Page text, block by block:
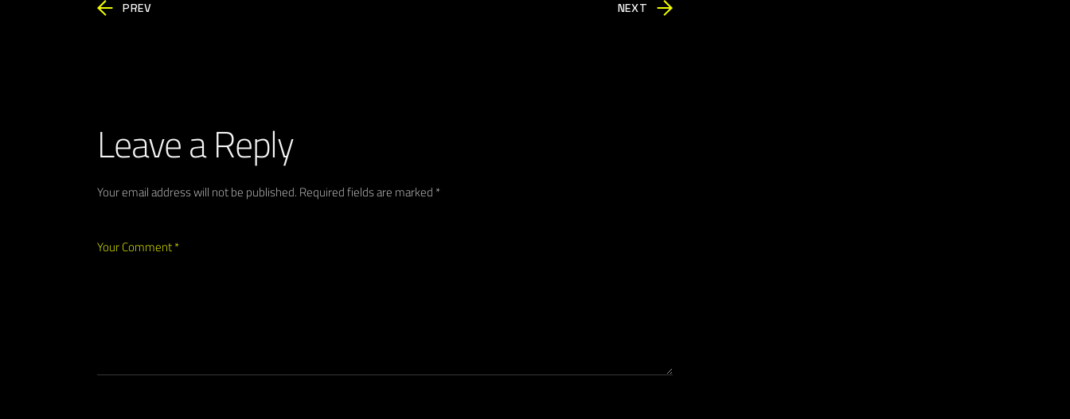
PREV NEXT
Leave a Reply
Your email address will not be published.Required fields are marked*
Your Comment *